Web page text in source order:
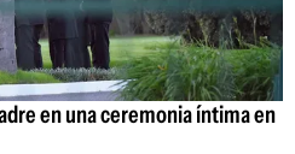
en una ceremonia íntima en